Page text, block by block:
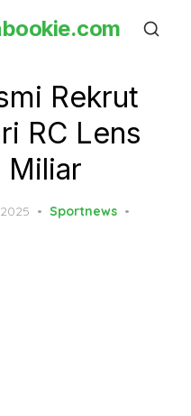
Rekrut
RC Lens
Miliar
Sportnews